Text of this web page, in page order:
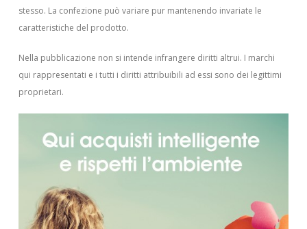
stesso. La confezione può variare pur mantenendo invariate le
caratteristiche del prodotto.
Nella pubblicazione non si intende infrangere diritti altrui. I marchi
qui rappresentati e i tutti i diritti attribuibili ad essi sono dei legittimi
proprietari.